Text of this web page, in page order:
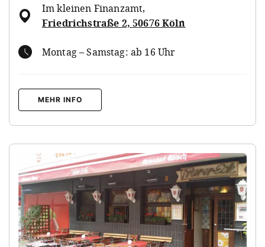
Im kleinen Finanzamt,
Friedrichstraße 2, 50676 Köln
Montag – Samstag: ab 16 Uhr
MEHR INFO